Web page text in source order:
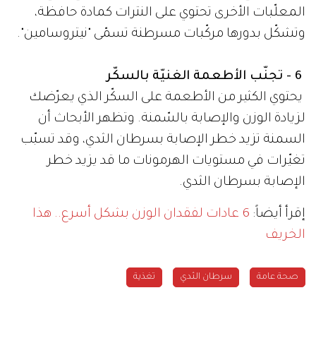
المعلّبات الأخرى تحتوي على النترات كمادة حافظة،
وتشكّل بدورها مركّبات مسرطنة تسمّى "نيتروسامين".
يحتوي الكثير من الأطعمة على السكّر الذي يعرّضك
لزيادة الوزن والإصابة بالسّمنة. وتظهر الأبحاث أن
السمنة تزيد خطر الإصابة بسرطان الثدي، وقد تسبّب
تغيّرات في مستويات الهرمونات ما قد يزيد خطر
الإصابة بسرطان الثدي.
إقرأ أيضاً:
6 عادات لفقدان الوزن بشكل أسرع.. هذا
الخريف
صحة عامة سرطان الثدي تغذية